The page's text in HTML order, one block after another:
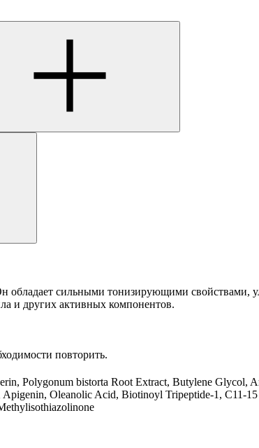
сильными тонизирующими свойствами,
и других активных компонентов.
повторить.
Polygonum bistorta Root Extract, Butylene Glycol,
Oleanolic Acid, Biotinoyl Tripeptide-1, C11-